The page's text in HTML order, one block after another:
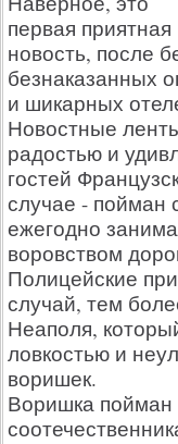
первая приятная
новость, после
безнаказанных
и шикарных
Новостные
радостью и
гостей
случае - пойман
ежегодно
воровством
Полицейские
случай, тем
Неаполя,
ловкостью и
воришек.
Воришка пойман